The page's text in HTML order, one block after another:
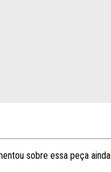
sobre essa peça ainda